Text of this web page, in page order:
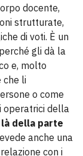
docente,
strutturate,
di voti. È un
gli dà la
e, molto
che li
o come
operatrici della
della parte
anche una
con i